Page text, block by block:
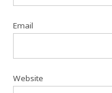
Email
Website